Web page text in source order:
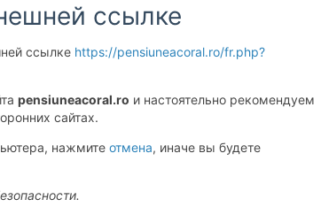
ссылке
ссылке https://pensiuneacoral.ro/fr.php?
pensiuneacoral.ro и настоятельно рекомендуем
сайтах.
нажмите отмена, иначе вы будете